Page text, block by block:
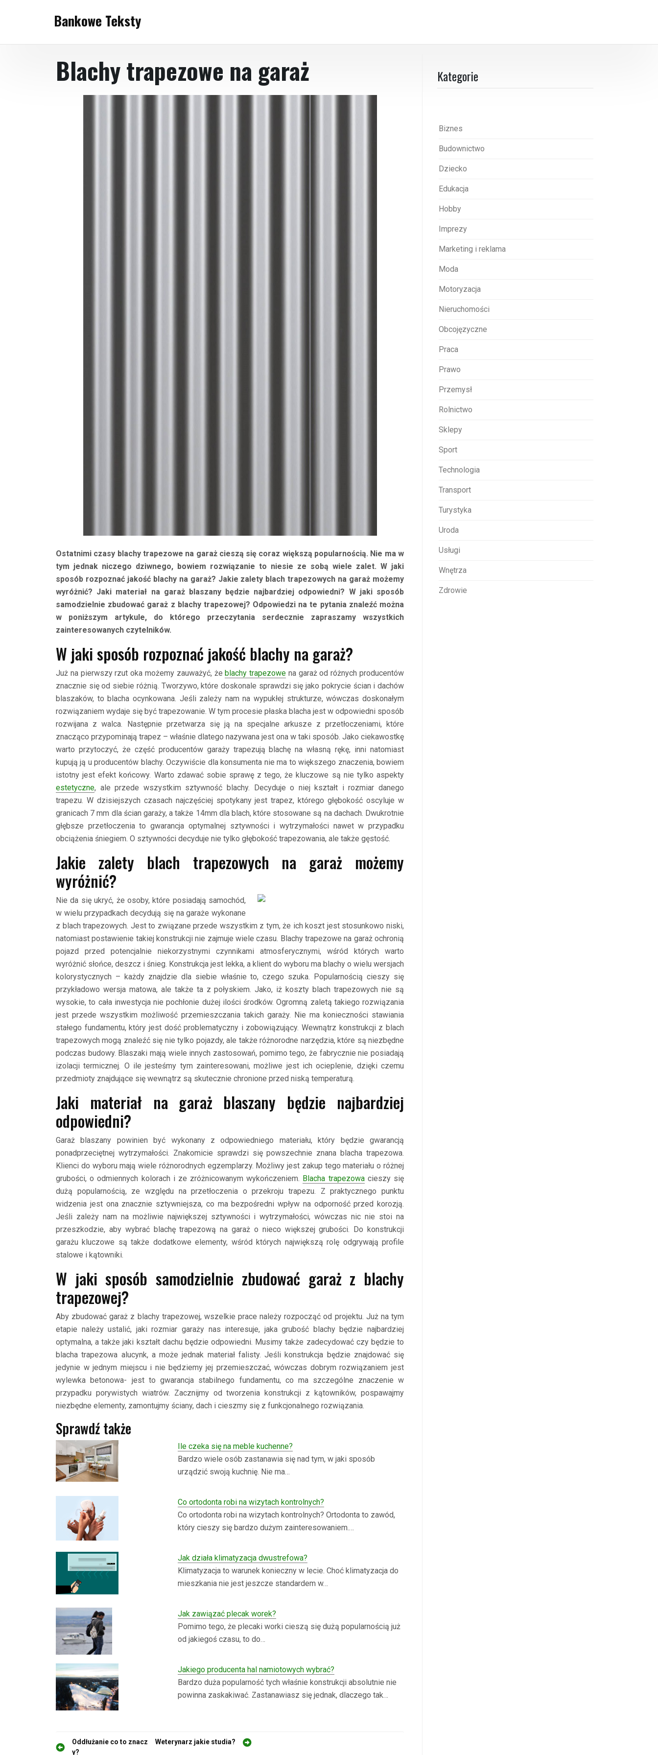
Bankowe Teksty
Blachy trapezowe na garaż
Ostatnimi czasy blachy trapezowe na garaż cieszą się coraz większą popularnością. Nie ma w
tym jednak niczego dziwnego, bowiem rozwiązanie to niesie ze sobą wiele zalet. W jaki
sposób rozpoznać jakość blachy na garaż? Jakie zalety blach trapezowych na garaż możemy
wyróżnić? Jaki materiał na garaż blaszany będzie najbardziej odpowiedni? W jaki sposób
samodzielnie zbudować garaż z blachy trapezowej? Odpowiedzi na te pytania znaleźć można
w poniższym artykule, do którego przeczytania serdecznie zapraszamy wszystkich
zainteresowanych czytelników.
W jaki sposób rozpoznać jakość blachy na garaż?
Już na pierwszy rzut oka możemy zauważyć, żeblachy trapezowe na garaż od różnych producentów
znacznie się od siebie różnią. Tworzywo, które doskonale sprawdzi się jako pokrycie ścian i dachów
blaszaków, to blacha ocynkowana. Jeśli zależy nam na wypukłej strukturze, wówczas doskonałym
rozwiązaniem wydaje się być trapezowanie. W tym procesie płaska blacha jest w odpowiedni sposób
rozwijana z walca. Następnie przetwarza się ją na specjalne arkusze z przetłoczeniami, które
znacząco przypominają trapez – właśnie dlatego nazywana jest ona w taki sposób. Jako ciekawostkę
warto przytoczyć, że część producentów garaży trapezują blachę na własną rękę, inni natomiast
kupują ją u producentów blachy. Oczywiście dla konsumenta nie ma to większego znaczenia, bowiem
istotny jest efekt końcowy. Warto zdawać sobie sprawę z tego, że kluczowe są nie tylko aspekty
estetyczne, ale przede wszystkim sztywność blachy. Decyduje o niej kształt i rozmiar danego
trapezu. W dzisiejszych czasach najczęściej spotykany jest trapez, którego głębokość oscyluje w
granicach 7 mm dla ścian garaży, a także 14mm dla blach, które stosowane są na dachach. Dwukrotnie
głębsze przetłoczenia to gwarancja optymalnej sztywności i wytrzymałości nawet w przypadku
obciążenia śniegiem. O sztywności decyduje nie tylko głębokość trapezowania, ale także gęstość.
Jakie zalety blach trapezowych na garaż możemy
wyróżnić?
Nie da się ukryć, że osoby, które posiadają samochód,
w wielu przypadkach decydują się na garaże wykonane
z blach trapezowych. Jest to związane przede wszystkim z tym, że ich koszt jest stosunkowo niski,
natomiast postawienie takiej konstrukcji nie zajmuje wiele czasu. Blachy trapezowe na garaż ochronią
pojazd przed potencjalnie niekorzystnymi czynnikami atmosferycznymi, wśród których warto
wyróżnić słońce, deszcz i śnieg. Konstrukcja jest lekka, a klient do wyboru ma blachy o wielu wersjach
kolorystycznych – każdy znajdzie dla siebie właśnie to, czego szuka. Popularnością cieszy się
przykładowo wersja matowa, ale także ta z połyskiem. Jako, iż koszty blach trapezowych nie są
wysokie, to cała inwestycja nie pochłonie dużej ilości środków. Ogromną zaletą takiego rozwiązania
jest przede wszystkim możliwość przemieszczania takich garaży. Nie ma konieczności stawiania
stałego fundamentu, który jest dość problematyczny i zobowiązujący. Wewnątrz konstrukcji z blach
trapezowych mogą znaleźć się nie tylko pojazdy, ale także różnorodne narzędzia, które są niezbędne
podczas budowy. Blaszaki mają wiele innych zastosowań, pomimo tego, że fabrycznie nie posiadają
izolacji termicznej. O ile jesteśmy tym zainteresowani, możliwe jest ich ocieplenie, dzięki czemu
przedmioty znajdujące się wewnątrz są skutecznie chronione przed niską temperaturą.
Jaki materiał na garaż blaszany będzie najbardziej
odpowiedni?
Garaż blaszany powinien być wykonany z odpowiedniego materiału, który będzie gwarancją
ponadprzeciętnej wytrzymałości. Znakomicie sprawdzi się powszechnie znana blacha trapezowa.
Klienci do wyboru mają wiele różnorodnych egzemplarzy. Możliwy jest zakup tego materiału o różnej
grubości, o odmiennych kolorach i ze zróżnicowanym wykończeniem. Blacha trapezowacieszy się
dużą popularnością, ze względu na przetłoczenia o przekroju trapezu. Z praktycznego punktu
widzenia jest ona znacznie sztywniejsza, co ma bezpośredni wpływ na odporność przed korozją.
Jeśli zależy nam na możliwie największej sztywności i wytrzymałości, wówczas nic nie stoi na
przeszkodzie, aby wybrać blachę trapezową na garaż o nieco większej grubości. Do konstrukcji
garażu kluczowe są także dodatkowe elementy, wśród których największą rolę odgrywają profile
stalowe i kątowniki.
W jaki sposób samodzielnie zbudować garaż z blachy
trapezowej?
Aby zbudować garaż z blachy trapezowej, wszelkie prace należy rozpocząć od projektu. Już na tym
etapie należy ustalić, jaki rozmiar garaży nas interesuje, jaka grubość blachy będzie najbardziej
optymalna, a także jaki kształt dachu będzie odpowiedni. Musimy także zadecydować czy będzie to
blacha trapezowa alucynk, a może jednak materiał falisty. Jeśli konstrukcja będzie znajdować się
jedynie w jednym miejscu i nie będziemy jej przemieszczać, wówczas dobrym rozwiązaniem jest
wylewka betonowa- jest to gwarancja stabilnego fundamentu, co ma szczególne znaczenie w
przypadku porywistych wiatrów. Zacznijmy od tworzenia konstrukcji z kątowników, pospawajmy
niezbędne elementy, zamontujmy ściany, dach i cieszmy się z funkcjonalnego rozwiązania.
Sprawdź także
Ile czeka się na meble kuchenne?
Bardzo wiele osób zastanawia się nad tym, w jaki sposób
urządzić swoją kuchnię. Nie ma…
Co ortodonta robi na wizytach kontrolnych?
Co ortodonta robi na wizytach kontrolnych? Ortodonta to zawód,
który cieszy się bardzo dużym zainteresowaniem.…
Jak działa klimatyzacja dwustrefowa?
Klimatyzacja to warunek konieczny w lecie. Choć klimatyzacja do
mieszkania nie jest jeszcze standardem w…
Jak zawiązać plecak worek?
Pomimo tego, że plecaki worki cieszą się dużą popularnością już
od jakiegoś czasu, to do…
Jakiego producenta hal namiotowych wybrać?
Bardzo duża popularność tych właśnie konstrukcji absolutnie nie
powinna zaskakiwać. Zastanawiasz się jednak, dlaczego tak…
N
Oddłużanie co to znacz
y?
Weterynarz jakie studia?
Kategorie
Biznes
Budownictwo
Dziecko
Edukacja
Hobby
Imprezy
Marketing i reklama
Moda
Motoryzacja
Nieruchomości
Obcojęzyczne
Praca
Prawo
Przemysł
Rolnictwo
Sklepy
Sport
Technologia
Transport
Turystyka
Uroda
Usługi
Wnętrza
Zdrowie